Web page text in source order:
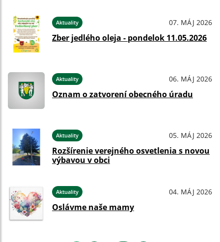
Aktuality 07. MÁJ 2026
Zber jedlého oleja - pondelok 11.05.2026
Aktuality 06. MÁJ 2026
Oznam o zatvorení obecného úradu
Aktuality 05. MÁJ 2026
Rozšírenie verejného osvetlenia s novou
výbavou v obci
Aktuality 04. MÁJ 2026
Oslávme naše mamy